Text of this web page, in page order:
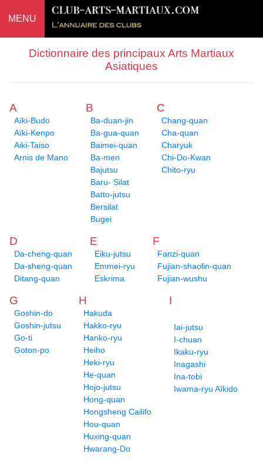
MENU
Dictionnaire des principaux Arts Martiaux
Asiatiques
A
Aïki-Budo
Aïki-Kenpo
Aiki-Taiso
Arnis de Mano
B
Ba-duan-jin
Ba-gua-quan
Baimei-quan
Ba-men
Bajutsu
Baru- Silat
Batto-jutsu
Bersilat
Bugei
C
Chang-quan
Cha-quan
Charyuk
Chi-Do-Kwan
Chito-ryu
D
Da-cheng-quan
Da-sheng-quan
Ditang-quan
E
Eiku-jutsu
Emmei-ryu
Eskrima
F
Fanzi-quan
Fujian-shaolin-quan
Fujian-wushu
G
Goshin-do
Goshin-jutsu
Go-ti
Goton-po
H
Hakuda
Hakko-ryu
Hanko-ryu
Heiho
Heki-ryu
He-quan
Hojo-jutsu
Hong-quan
Hongsheng Cailifo
Hou-quan
Huxing-quan
Hwarang-Do
I
Iai-jutsu
I-chuan
Ikaku-ryu
Inagashi
Ina-tobi
Iwama-ryu Aîkido